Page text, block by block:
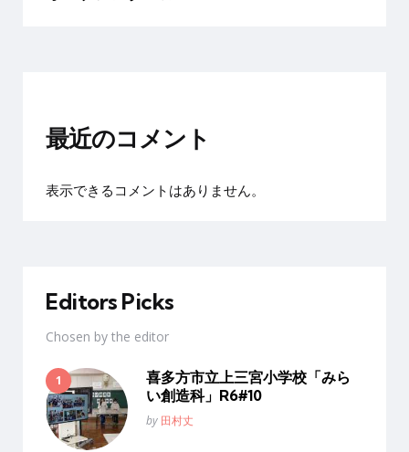
最近のコメント
表示できるコメントはありません。
Editors Picks
Chosen by the editor
喜多方市立上三宮小学校「みら
い創造科」R6#10
Posted
by 田村丈